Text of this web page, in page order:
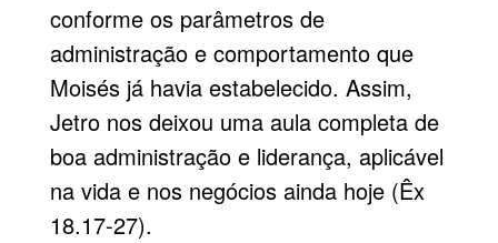
conforme os parâmetros de
administração e comportamento que
Moisés já havia estabelecido. Assim,
Jetro nos deixou uma aula completa de
boa administração e liderança, aplicável
na vida e nos negócios ainda hoje (Êx
18.17-27).